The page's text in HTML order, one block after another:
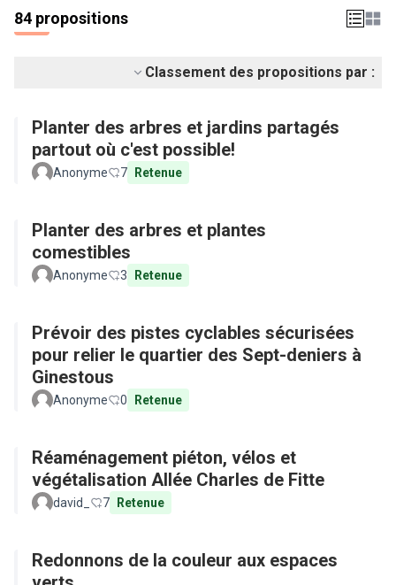
84 propositions
Classement des propositions par :
Planter des arbres et jardins partagés
partout où c'est possible!
Anonyme 7 Retenue
Planter des arbres et plantes
comestibles
Anonyme 3 Retenue
Prévoir des pistes cyclables sécurisées
pour relier le quartier des Sept-deniers à
Ginestous
Anonyme 0 Retenue
Réaménagement piéton, vélos et
végétalisation Allée Charles de Fitte
david_ 7 Retenue
Redonnons de la couleur aux espaces